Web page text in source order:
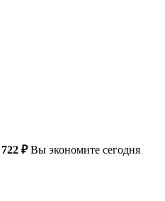
₽Вы экономите сегодня